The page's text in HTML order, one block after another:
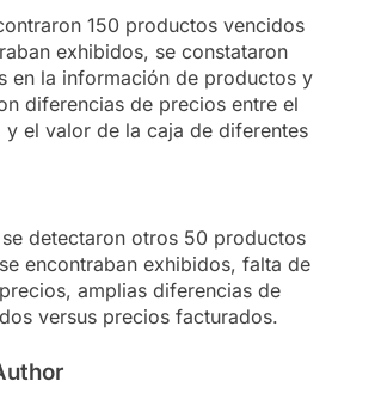
150 productos vencidos
exhibidos, se constataron
en la información de productos y
diferencias de precios entre el
el valor de la caja de diferentes
se detectaron otros 50 productos
encontraban exhibidos, falta de
amplias diferencias de
versus precios facturados.